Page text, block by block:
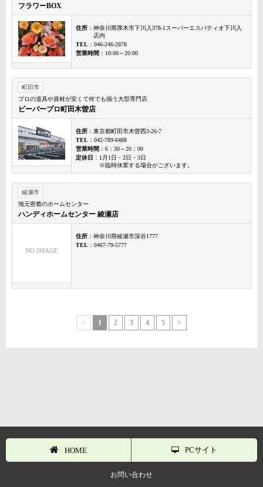
フラワーBOX
住所 ：神奈川県厚木市下川入378-1スーパーエスパティオ下川入
店内
TEL ：046-246-2878
営業時間 ：10:00～20:00
町田市
プロの道具や資材が安くて何でも揃う大型専門店
ビーバープロ町田木曽店
住所 ：東京都町田市木曽西3-26-7
TEL ：042-789-6488
営業時間 ：6：30～20：00
定休日 ：1月1日・2日・3日
※臨時休業する場合がございます。
綾瀬市
地元密着のホームセンター
ハンディホームセンター 綾瀬店
NO IMAGE
住所 ：神奈川県綾瀬市深谷1777
TEL ：0467-79-5777
< 1 2 3 4 5 >
HOME PCサイト
お問い合わせ